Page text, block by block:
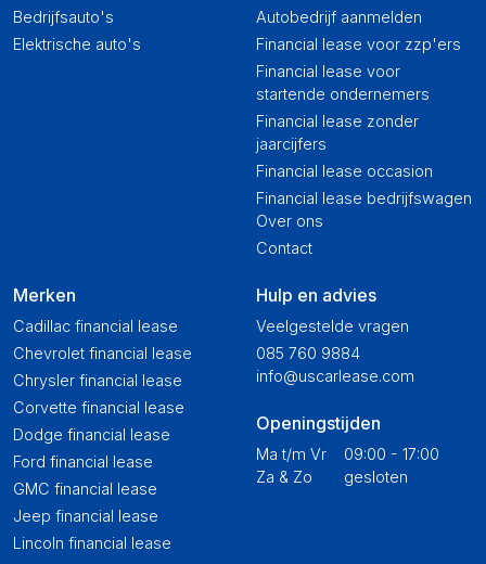
Bedrijfsauto's
Elektrische auto's
Merken
Cadillac financial lease
Chevrolet financial lease
Chrysler financial lease
Corvette financial lease
Dodge financial lease
Ford financial lease
GMC financial lease
Jeep financial lease
Lincoln financial lease
Autobedrijf aanmelden
Financial lease voor zzp'ers
Financial lease voor
startende ondernemers
Financial lease zonder
jaarcijfers
Financial lease occasion
Financial lease bedrijfswagen
Over ons
Contact
Hulp en advies
Veelgestelde vragen
085 760 9884
info@uscarlease.com
Openingstijden
Ma t/m Vr
09:00 - 17:00
Za & Zo
gesloten